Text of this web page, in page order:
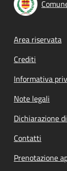
Footer
Area riservata
Crediti
Informativa
Note legali
Dichiarazione
Contatti
Prenotazione